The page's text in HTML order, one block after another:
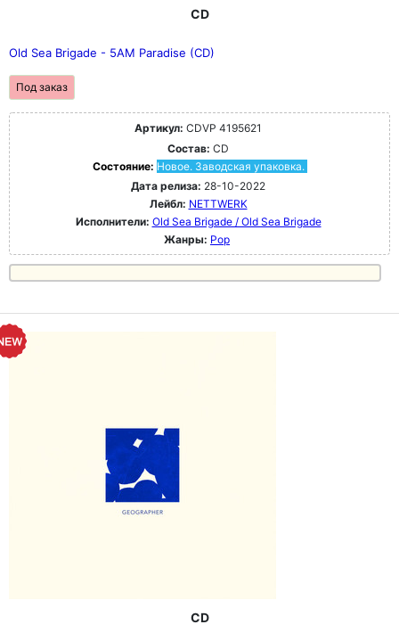
CD
Old Sea Brigade - 5AM Paradise (CD)
Под заказ
Артикул: CDVP 4195621
Состав: CD
Состояние: Новое. Заводская упаковка.
Дата релиза: 28-10-2022
Лейбл: NETTWERK
Исполнители: Old Sea Brigade / Old Sea Brigade
Жанры: Pop
CD